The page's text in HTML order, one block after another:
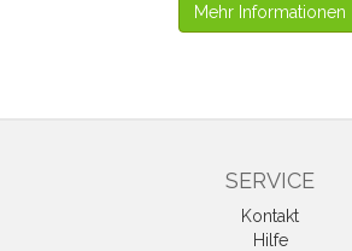
Mehr Informationen
SERVICE
Kontakt
Hilfe